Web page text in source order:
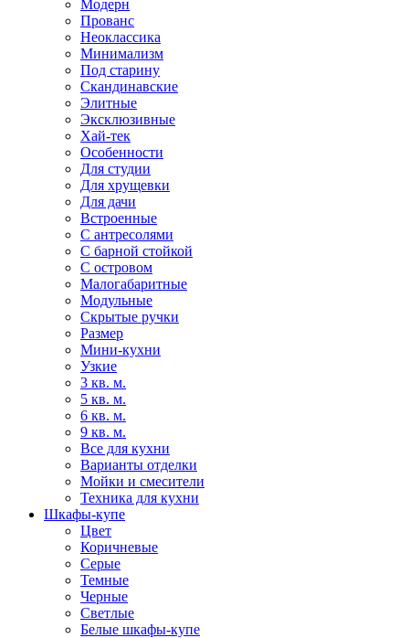
Модерн
Прованс
Неоклассика
Минимализм
Под старину
Скандинавские
Элитные
Эксклюзивные
Хай-тек
Особенности
Для студии
Для хрущевки
Для дачи
Встроенные
С антресолями
С барной стойкой
С островом
Малогабаритные
Модульные
Скрытые ручки
Размер
Мини-кухни
Узкие
3 кв. м.
5 кв. м.
6 кв. м.
9 кв. м.
Все для кухни
Варианты отделки
Мойки и смесители
Техника для кухни
Шкафы-купе
Цвет
Коричневые
Серые
Темные
Черные
Светлые
Белые шкафы-купе